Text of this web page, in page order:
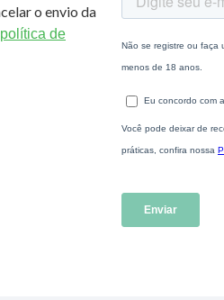
o envio da
política de